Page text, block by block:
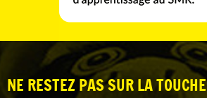
NE RESTEZ PAS SUR LA TOUCHE